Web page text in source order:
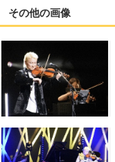
その他の画像